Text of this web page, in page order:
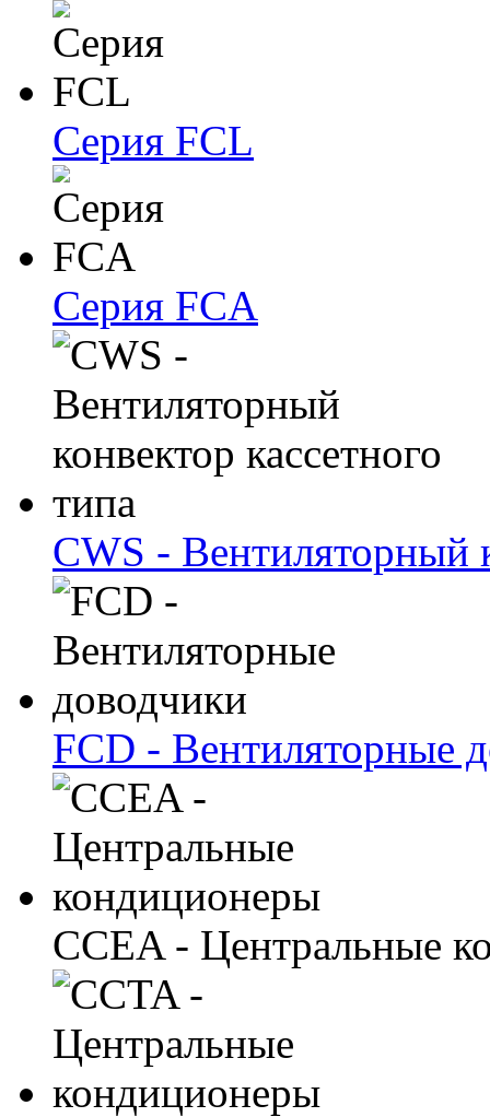
Серия FCL
Серия FCA
CWS - Вентиляторный
FCD - Вентиляторные
CCEA - Центральные